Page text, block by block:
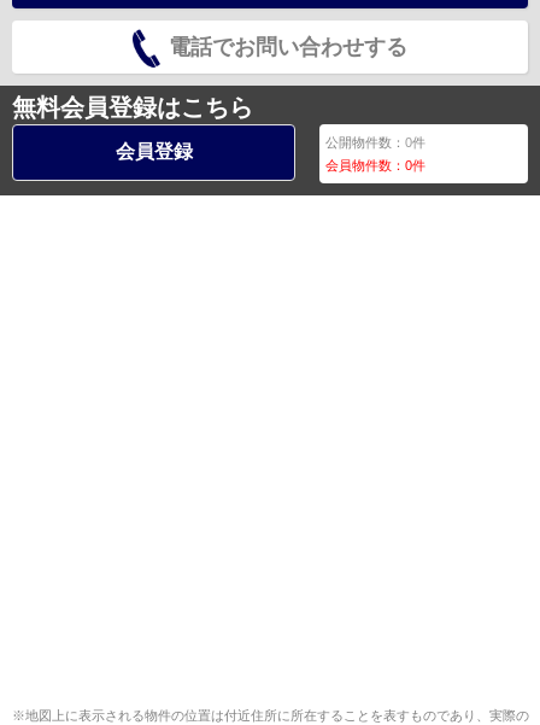
電話でお問い合わせする
無料会員登録はこちら
会員登録 公開物件数：0件
会員物件数：0件
※地図上に表示される物件の位置は付近住所に所在することを表すものであり、実際の